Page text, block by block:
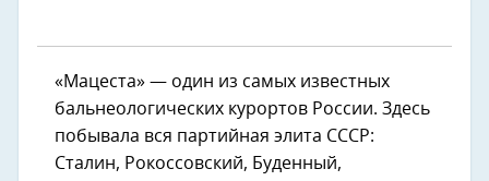
«Мацеста» — один из самых известных
бальнеологических курортов России. Здесь
побывала вся партийная элита СССР:
Сталин, Рокоссовский, Буденный,